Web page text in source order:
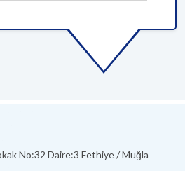
No:32 Daire:3 Fethiye / Muğla